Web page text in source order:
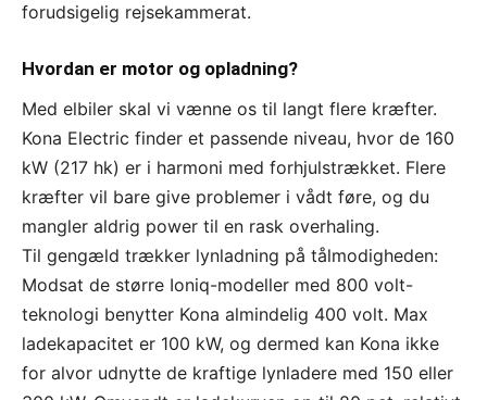
forudsigelig rejsekammerat.
Hvordan er motor og opladning?
Med elbiler skal vi vænne os til langt flere kræfter.
Kona Electric finder et passende niveau, hvor de 160
kW (217 hk) er i harmoni med forhjulstrækket. Flere
kræfter vil bare give problemer i vådt føre, og du
mangler aldrig power til en rask overhaling.
Til gengæld trækker lynladning på tålmodigheden:
Modsat de større Ioniq-modeller med 800 volt-
teknologi benytter Kona almindelig 400 volt. Max
ladekapacitet er 100 kW, og dermed kan Kona ikke
for alvor udnytte de kraftige lynladere med 150 eller